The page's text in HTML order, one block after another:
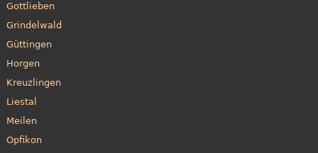
Gottlieben
Grindelwald
Güttingen
Horgen
Kreuzlingen
Liestal
Meilen
Opfikon